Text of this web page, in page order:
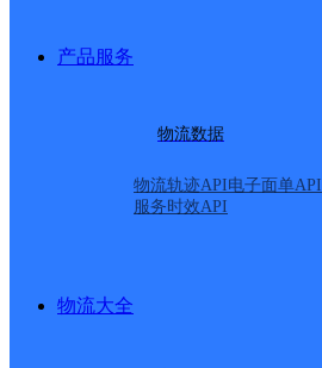
产品服务
物流数据
物流轨迹API电子面单API
服务时效API
物流大全
华构件厂，蒙瓦阀业，光泰铝业。